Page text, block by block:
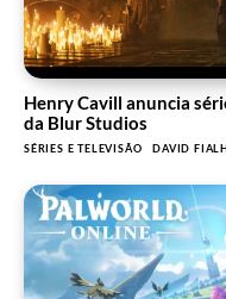
Henry Cavill anuncia
da Blur Studios
SÉRIES E TELEVISÃO DAVID